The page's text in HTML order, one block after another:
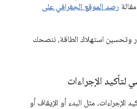
رصد الموقع الجغرافي على
وتحسين استهلاك الطاقة، ننصحك
الإجراءات
الإجراءات، مثل البدء أو الإيقاف أو